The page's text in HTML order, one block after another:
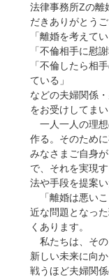
法律事務所Zの離
だきありがとう
「離婚を考えてい
「不倫相手に慰
「不倫したら相
ている」
などの夫婦関係
をお受けしてまい
一人一人の理想
作る。そのため
みなさまご自身
で、それを実現
法や手段を提案い
「離婚は悪いこ
近な問題となっ
くあります。
私たちは、その
新しい未来に向
戦うほど夫婦関